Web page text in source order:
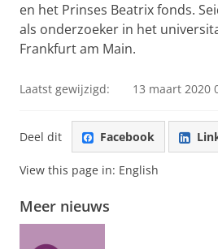
en het Prinses Beatrix fonds.
als onderzoeker in het
Frankfurt am Main.
Laatst gewijzigd: 13 maart 2020
Deel dit Facebook
View this page in: English
Meer nieuws